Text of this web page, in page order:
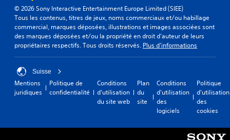
© 2026 Sony Interactive Entertainment Europe Limited (SIEE)
Tous les contenus, titres de jeux, noms commerciaux et/ou habillage
commercial, marques déposées, illustrations et images associées sont
des marques déposées et/ou la propriété en droit d'auteur de leurs
propriétaires respectifs. Tous droits réservés. Plus d'informations
Suisse
Mentions
juridiques
Politique de
confidentialité
Conditions
d'utilisation
du site web
Plan
du
site
Conditions
d'utilisation
des
logiciels
Politique
d'utilisation
des
cookies